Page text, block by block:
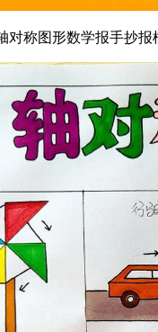
对称图形数学报手抄报